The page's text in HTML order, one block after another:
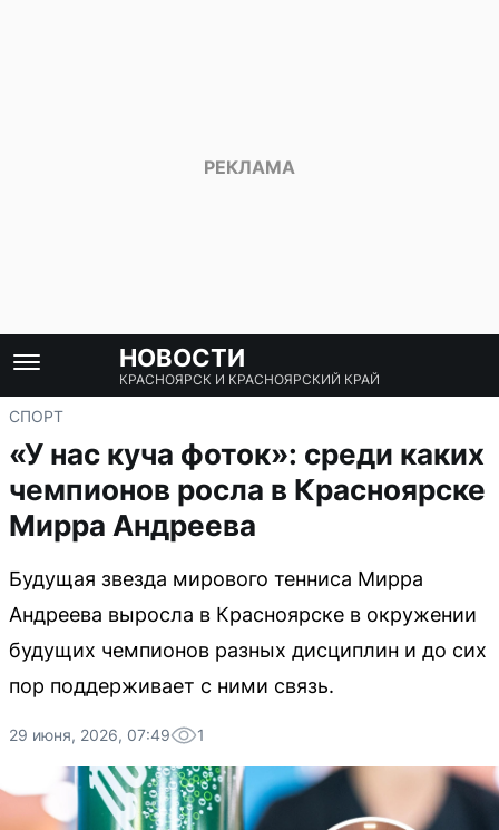
НОВОСТИ
КРАСНОЯРСК И КРАСНОЯРСКИЙ КРАЙ
СПОРТ
«У нас куча фоток»: среди каких
чемпионов росла в Красноярске
Мирра Андреева
Будущая звезда мирового тенниса Мирра
Андреева выросла в Красноярске в окружении
будущих чемпионов разных дисциплин и до сих
пор поддерживает с ними связь.
29 июня, 2026, 07:49 1